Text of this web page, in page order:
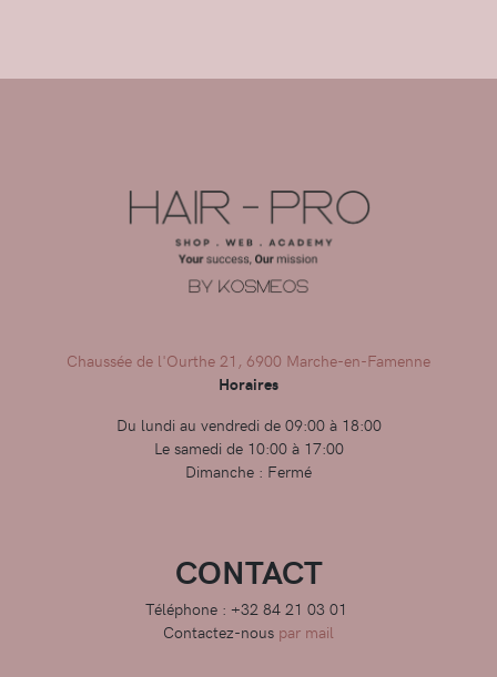
Chaussée de l'Ourthe 21, 6900 Marche-en-Famenne
Horaires
Du lundi au vendredi de 09:00 à 18:00
Le samedi de 10:00 à 17:00
Dimanche : Fermé
CONTACT
Téléphone : +32 84 21 03 01
Contactez-nous par mail